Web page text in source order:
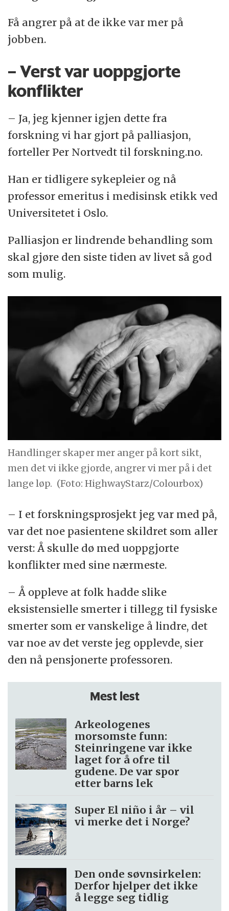
Få angrer på at de ikke var mer på
jobben.
– Verst var uoppgjorte
konflikter
– Ja, jeg kjenner igjen dette fra
forskning vi har gjort på palliasjon,
forteller Per Nortvedt til forskning.no.
Han er tidligere sykepleier og nå
professor emeritus i medisinsk etikk ved
Universitetet i Oslo.
Palliasjon er lindrende behandling som
skal gjøre den siste tiden av livet så god
som mulig.
Handlinger skaper mer anger på kort sikt,
men det vi ikke gjorde, angrer vi mer på i det
lange løp. (Foto: HighwayStarz/Colourbox)
– I et forskningsprosjekt jeg var med på,
var det noe pasientene skildret som aller
verst: Å skulle dø med uoppgjorte
konflikter med sine nærmeste.
– Å oppleve at folk hadde slike
eksistensielle smerter i tillegg til fysiske
smerter som er vanskelige å lindre, det
var noe av det verste jeg opplevde, sier
den nå pensjonerte professoren.
Mest lest
Arkeologenes
morsomste funn:
Steinringene var ikke
laget for å ofre til
gudene. De var spor
etter barns lek
Super El niño i år – vil
vi merke det i Norge?
Den onde søvnsirkelen:
Derfor hjelper det ikke
å legge seg tidlig